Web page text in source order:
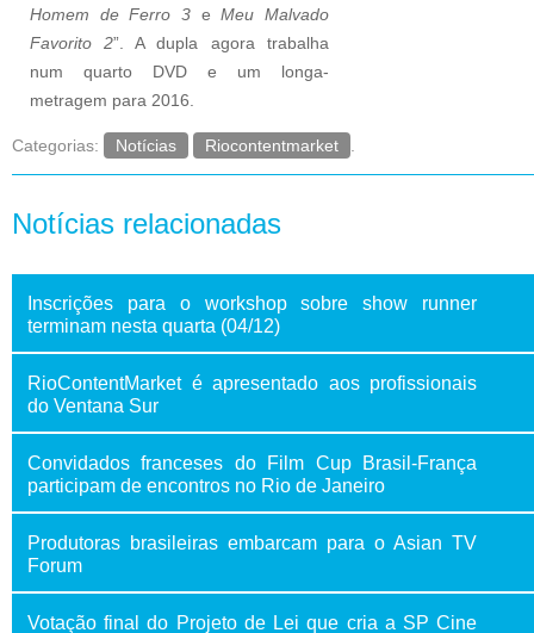
Homem de Ferro 3 eMeu Malvado
Favorito 2”. A dupla agora trabalha
num quarto DVD e um longa-
metragem para 2016.
Categorias: Notícias Riocontentmarket
Notícias relacionadas
Inscrições para o workshop sobre show runner
terminam nesta quarta (04/12)
RioContentMarket é apresentado aos profissionais
do Ventana Sur
Convidados franceses do Film Cup Brasil-França
participam de encontros no Rio de Janeiro
Produtoras brasileiras embarcam para o Asian TV
Forum
Votação final do Projeto de Lei que cria a SP Cine